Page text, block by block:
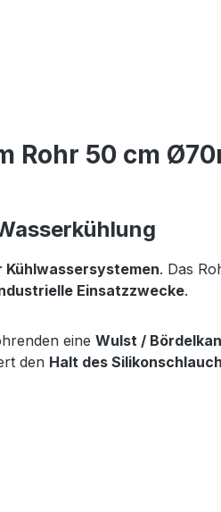
50 cm
Kühlwassersystemen. Das
Einsatzzwecke.
eine Wulst /
den Halt des